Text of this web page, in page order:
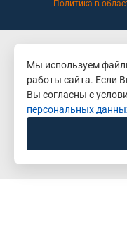
Политика в
Мы используем
работы сайта. Если
Вы согласны с
персональных